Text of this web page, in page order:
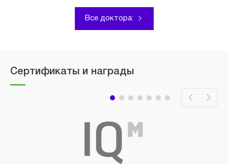
Все доктора:
Сертификаты и награды